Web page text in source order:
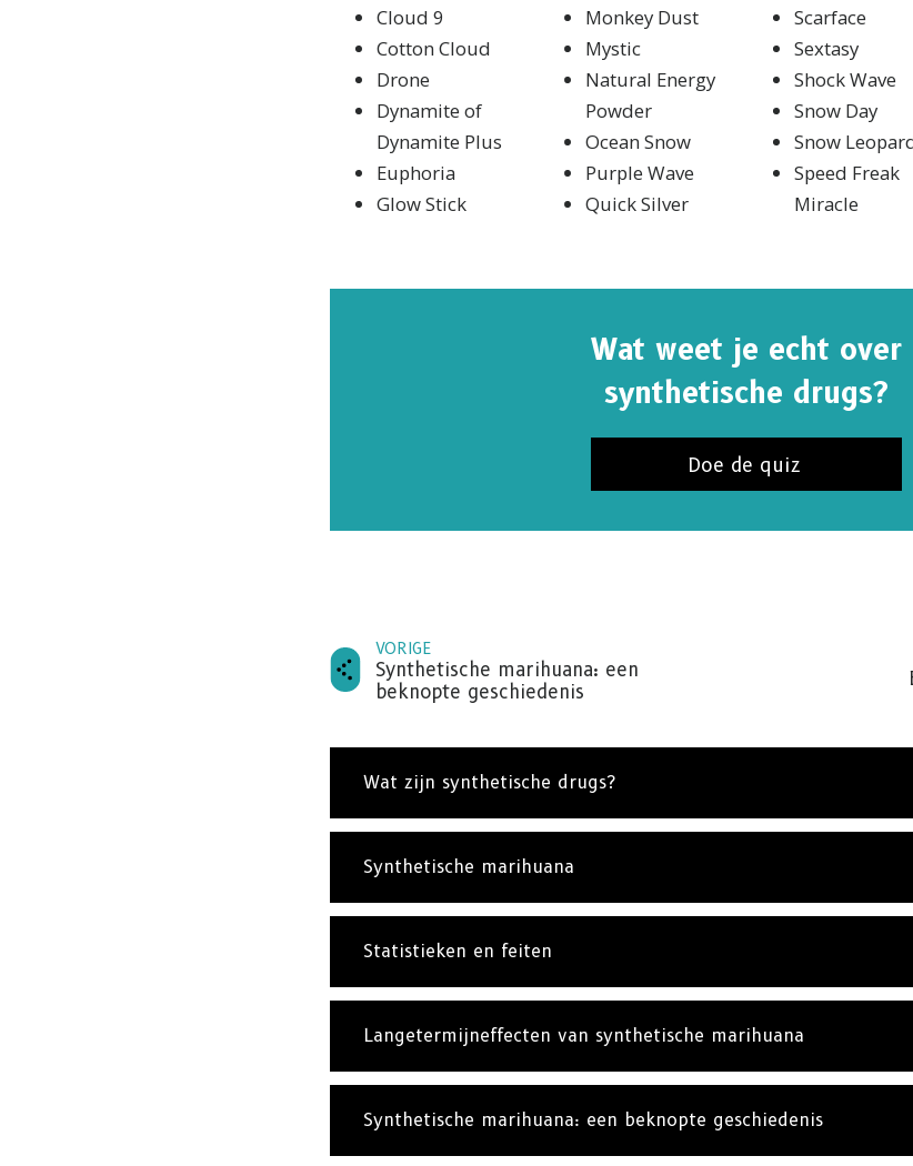
Cloud 9
Cotton Cloud
Drone
Dynamite of
Dynamite Plus
Euphoria
Glow Stick
Monkey Dust
Mystic
Natural Energy
Powder
Ocean Snow
Purple Wave
Quick Silver
Scarface
Sextasy
Shock Wave
Snow Day
Snow
Speed Freak
Miracle
Wat weet je echt over
synthetische drugs?
Doe de quiz
VORIGE
Synthetische marihuana: een
beknopte geschiedenis
Wat zijn synthetische drugs?
Synthetische marihuana
Statistieken en feiten
Langetermijneffecten van synthetische marihuana
Synthetische marihuana: een beknopte geschiedenis
De Feiten over Drugs Nieuws en krijgt